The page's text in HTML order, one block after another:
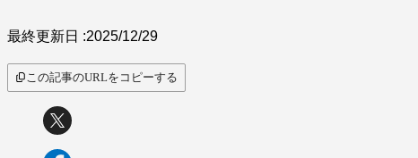
最終更新日 :2025/12/29
この記事のURLをコピーする